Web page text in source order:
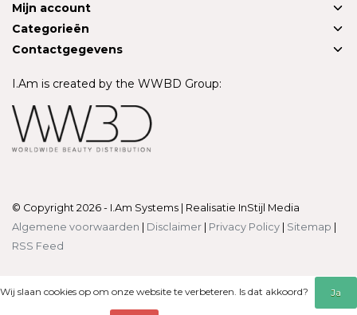
Mijn account
Categorieën
Contactgegevens
I.Am is created by the WWBD Group:
© Copyright 2026 - I.Am Systems | Realisatie InStijl Media
Algemene voorwaarden
Disclaimer Privacy Policy Sitemap
RSS Feed
Wij slaan cookies op om onze website te verbeteren. Is dat akkoord? Ja